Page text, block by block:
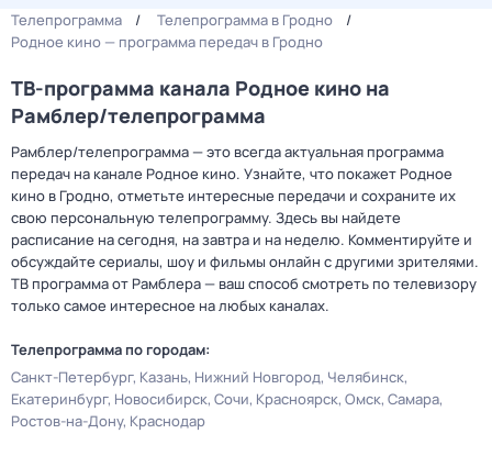
Телепрограмма
Телепрограмма в Гродно
Родное кино — программа передач в Гродно
ТВ-программа канала Родное кино на
Рамблер/телепрограмма
Рамблер/телепрограмма — это всегда актуальная программа
передач на канале Родное кино. Узнайте, что покажет Родное
кино в Гродно, отметьте интересные передачи и сохраните их
свою персональную телепрограмму. Здесь вы найдете
расписание на сегодня, на завтра и на неделю. Комментируйте и
обсуждайте сериалы, шоу и фильмы онлайн с другими зрителями.
ТВ программа от Рамблера — ваш способ смотреть по телевизору
только самое интересное на любых каналах.
Телепрограмма по городам:
Санкт-Петербург Казань Нижний Новгород Челябинск
Екатеринбург Новосибирск Сочи Красноярск Омск Самара
Ростов-на-Дону Краснодар